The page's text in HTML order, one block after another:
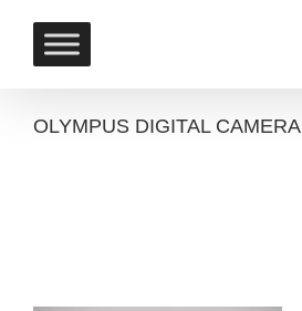
content
OLYMPUS DIGITAL CAMERA